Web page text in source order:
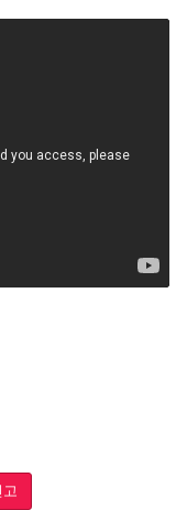
고